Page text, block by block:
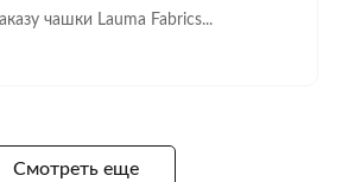
чашки Lauma Fabrics...
Смотреть еще